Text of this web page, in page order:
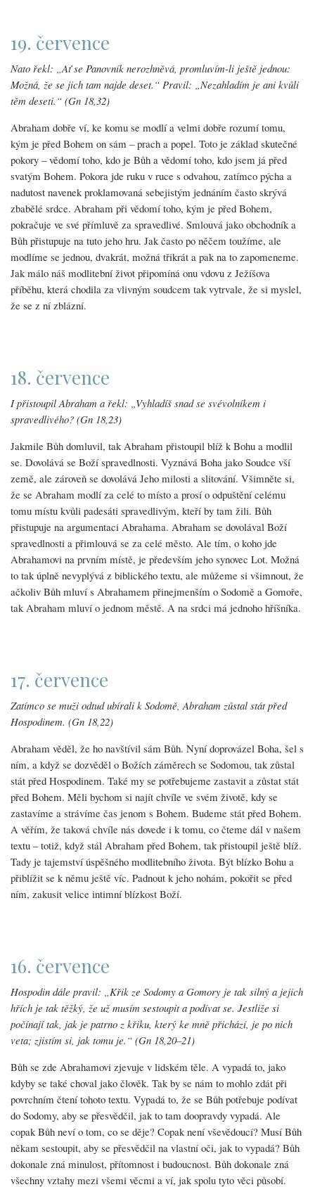
19. července
Nato řekl: „Ať se Panovník nerozhněvá, promluvím-li ještě jednou:
Možná, že se jich tam najde deset.“ Pravil: „Nezahladím je ani kvůli
těm deseti.“ (Gn 18,32)
Abraham dobře ví, ke komu se modlí a velmi dobře rozumí tomu,
kým je před Bohem on sám – prach a popel. Toto je základ skutečné
pokory – vědomí toho, kdo je Bůh a vědomí toho, kdo jsem já před
svatým Bohem. Pokora jde ruku v ruce s odvahou, zatímco pýcha a
nadutost navenek proklamovaná sebejistým jednáním často skrývá
zbabělé srdce. Abraham při vědomí toho, kým je před Bohem,
pokračuje ve své přímluvě za spravedlivé. Smlouvá jako obchodník a
Bůh přistupuje na tuto jeho hru. Jak často po něčem toužíme, ale
modlíme se jednou, dvakrát, možná třikrát a pak na to zapomeneme.
Jak málo náš modlitební život připomíná onu vdovu z Ježíšova
příběhu, která chodila za vlivným soudcem tak vytrvale, že si myslel,
že se z ní zblázní.
18. července
I přistoupil Abraham a řekl: „Vyhladíš snad se svévolníkem i
spravedlivého? (Gn 18,23)
Jakmile Bůh domluvil, tak Abraham přistoupil blíž k Bohu a modlil
se. Dovolává se Boží spravedlnosti. Vyznává Boha jako Soudce vší
země, ale zároveň se dovolává Jeho milosti a slitování. Všimněte si,
že se Abraham modlí za celé to místo a prosí o odpuštění celému
tomu místu kvůli padesáti spravedlivým, kteří by tam žili. Bůh
přistupuje na argumentaci Abrahama. Abraham se dovolával Boží
spravedlnosti a přimlouvá se za celé město. Ale tím, o koho jde
Abrahamovi na prvním místě, je především jeho synovec Lot. Možná
to tak úplně nevyplývá z biblického textu, ale můžeme si všimnout, že
ačkoliv Bůh mluví s Abrahamem přinejmenším o Sodomě a Gomoře,
tak Abraham mluví o jednom městě. A na srdci má jednoho hříšníka.
17. července
Zatímco se muži odtud ubírali k Sodomě, Abraham zůstal stát před
Hospodinem. (Gn 18,22)
Abraham věděl, že ho navštívil sám Bůh. Nyní doprovázel Boha, šel s
ním, a když se dozvěděl o Božích záměrech se Sodomou, tak zůstal
stát před Hospodinem. Také my se potřebujeme zastavit a zůstat stát
před Bohem. Měli bychom si najít chvíle ve svém životě, kdy se
zastavíme a strávíme čas jenom s Bohem. Budeme stát před Bohem.
A věřím, že taková chvíle nás dovede i k tomu, co čteme dál v našem
textu – totiž, když stál Abraham před Bohem, tak přistoupil ještě blíž.
Tady je tajemství úspěšného modlitebního života. Být blízko Bohu a
přiblížit se k němu ještě víc. Padnout k jeho nohám, pokořit se před
ním, zakusit velice intimní blízkost Boží.
16. července
Hospodin dále pravil: „Křik ze Sodomy a Gomory je tak silný a jejich
hřích je tak těžký, že už musím sestoupit a podívat se. Jestliže si
počínají tak, jak je patrno z křiku, který ke mně přichází, je po nich
veta; zjistím si, jak tomu je.“ (Gn 18,20–21)
Bůh se zde Abrahamovi zjevuje v lidském těle. A vypadá to, jako
kdyby se také choval jako člověk. Tak by se nám to mohlo zdát při
povrchním čtení tohoto textu. Vypadá to, že se Bůh potřebuje podívat
do Sodomy, aby se přesvědčil, jak to tam doopravdy vypadá. Ale
copak Bůh neví o tom, co se děje? Copak není vševědoucí? Musí Bůh
někam sestoupit, aby se přesvědčil na vlastní oči, jak to vypadá? Bůh
dokonale zná minulost, přítomnost i budoucnost. Bůh dokonale zná
všechny vztahy mezi všemi věcmi a ví, jak spolu tyto věci působí.